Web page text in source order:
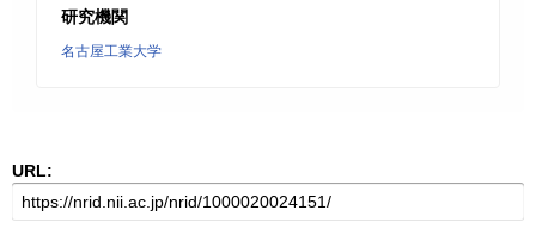
研究機関
名古屋工業大学
URL: